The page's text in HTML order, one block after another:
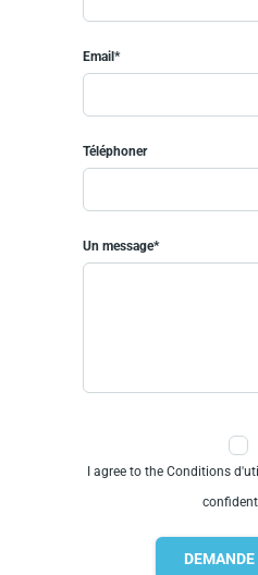
Email*
Téléphoner
Un message*
I agree to the Conditions
DEMANDE